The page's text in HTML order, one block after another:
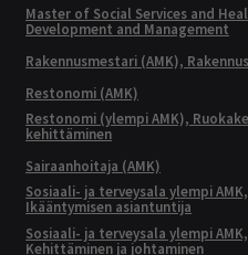
Master of Social Services and
Development and Management
Rakennusmestari (AMK),
Restonomi (AMK)
Restonomi (ylempi AMK),
kehittäminen
Sairaanhoitaja (AMK)
Sosiaali- ja terveysala ylempi AMK,
Ikääntymisen asiantuntija
Sosiaali- ja terveysala ylempi AMK,
Kehittäminen ja johtaminen